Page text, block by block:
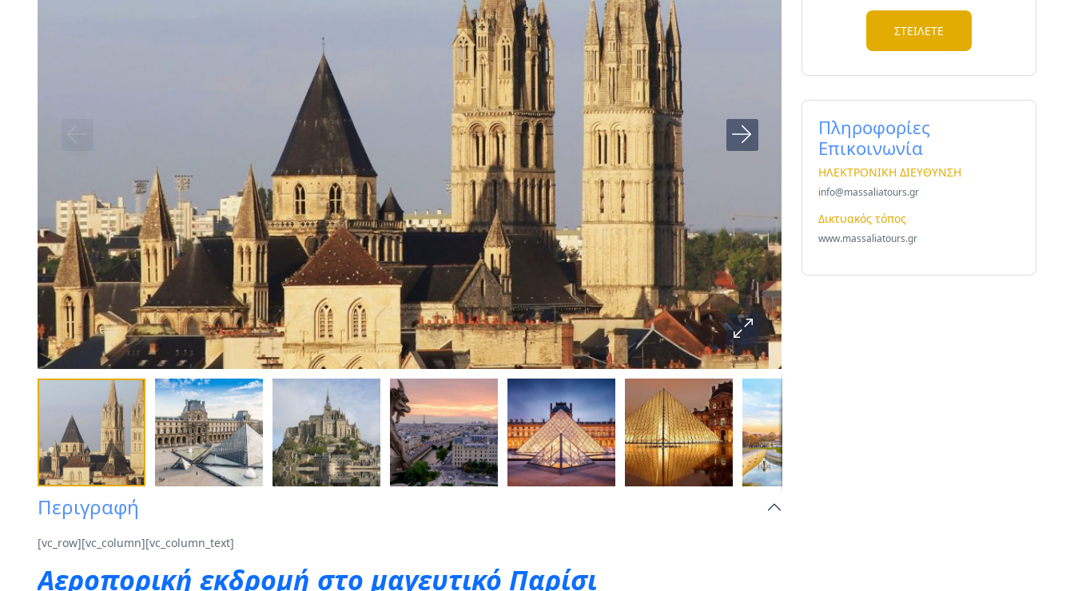
Περιγραφή
[vc_row][vc_column][vc_column_text]
Αεροπορική εκδρομή στο μαγευτικό Παρίσι
Πληροφορίες
Επικοινωνία
ΗΛΕΚΤΡΟΝΙΚΗ ΔΙΕΥΘΥΝΣΗ
info@massaliatours.gr
Δικτυακός τόπος
www.massaliatours.gr